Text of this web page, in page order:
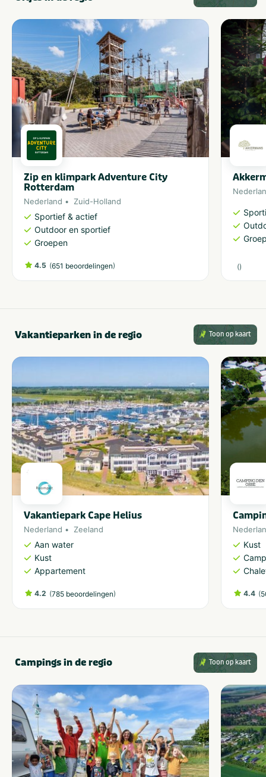
Zip en klimpark Adventure City
Rotterdam
Nederland Zuid-Holland
Sportief & actief
Outdoor en sportief
Groepen
4.5 (651 beoordelingen) ()
Vakantieparken in de regio Toon op kaart
Vakantiepark Cape Helius
Nederland Zeeland
Aan water
Kust
Appartement
4.2 (785 beoordelingen)
Kust
4.4 (
Campings in de regio Toon op kaart